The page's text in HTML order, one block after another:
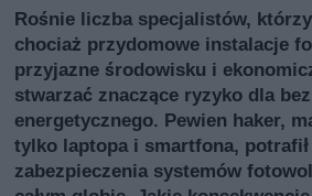
Rośnie liczba specjalistów,
chociaż przydomowe instalacje
przyjazne środowisku i
stwarzać znaczące ryzyko dla
energetycznego. Pewien haker,
tylko laptopa i smartfona,
zabezpieczenia systemów